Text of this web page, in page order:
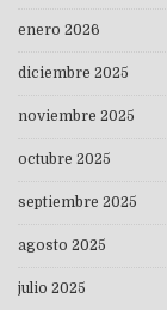
enero 2026
diciembre 2025
noviembre 2025
octubre 2025
septiembre 2025
agosto 2025
julio 2025